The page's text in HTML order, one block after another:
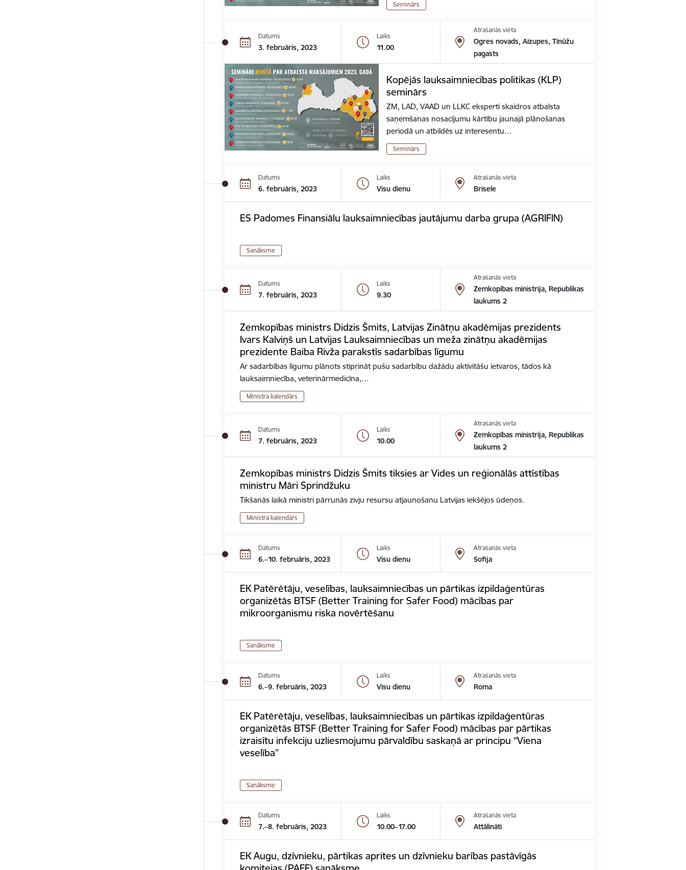
Seminārs
Datums
3. februāris, 2023
Laiks
11.00
Atrašanās vieta
Ogres novads, Aizupes, Tīnūžu
pagasts
Kopējās lauksaimniecības politikas (KLP)
seminārs
ZM, LAD, VAAD un LLKC eksperti skaidros atbalsta
saņemšanas nosacījumu kārtību jaunajā plānošanas
periodā un atbildēs uz interesentu…
Seminārs
Datums
6. februāris, 2023
Laiks
Visu dienu
Atrašanās vieta
Brisele
ES Padomes Finansiālu lauksaimniecības jautājumu darba grupa (AGRIFIN)
Sanāksme
Datums
7. februāris, 2023
Laiks
9.30
Atrašanās vieta
Zemkopības ministrija, Republikas
laukums 2
Zemkopības ministrs Didzis Šmits, Latvijas Zinātņu akadēmijas prezidents
Ivars Kalviņš un Latvijas Lauksaimniecības un meža zinātņu akadēmijas
prezidente Baiba Rivža parakstīs sadarbības līgumu
Ar sadarbības līgumu plānots stiprināt pušu sadarbību dažādu aktivitāšu ietvaros, tādos kā
lauksaimniecība, veterinārmedicīna,…
Ministra kalendārs
Datums
7. februāris, 2023
Laiks
10.00
Atrašanās vieta
Zemkopības ministrija, Republikas
laukums 2
Zemkopības ministrs Didzis Šmits tiksies ar Vides un reģionālās attīstības
ministru Māri Sprindžuku
Tikšanās laikā ministri pārrunās zivju resursu atjaunošanu Latvijas iekšējos ūdeņos.
Ministra kalendārs
Datums
6.–10. februāris, 2023
Laiks
Visu dienu
Atrašanās vieta
Sofija
EK Patērētāju, veselības, lauksaimniecības un pārtikas izpildaģentūras
organizētās BTSF (Better Training for Safer Food) mācības par
mikroorganismu riska novērtēšanu
Sanāksme
Datums
6.–9. februāris, 2023
Laiks
Visu dienu
Atrašanās vieta
Roma
EK Patērētāju, veselības, lauksaimniecības un pārtikas izpildaģentūras
organizētās BTSF (Better Training for Safer Food) mācības par pārtikas
izraisītu infekciju uzliesmojumu pārvaldību saskaņā ar principu “Viena
veselība”
Sanāksme
Datums
7.–8. februāris, 2023
Laiks
10.00–17.00
Atrašanās vieta
Attālināti
EK Augu, dzīvnieku, pārtikas aprites un dzīvnieku barības pastāvīgās